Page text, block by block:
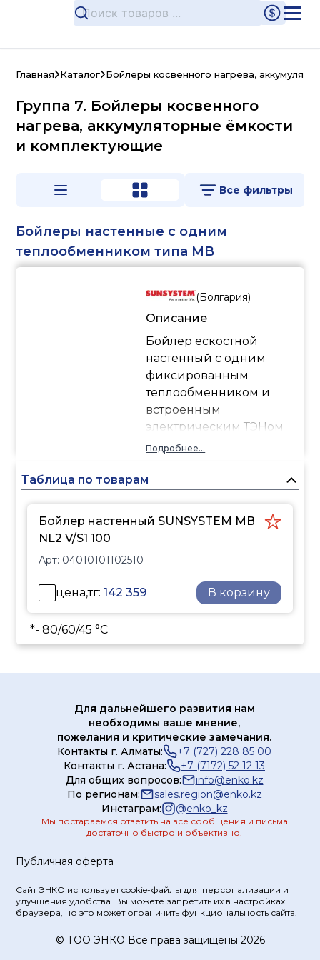
Главная Каталог Бойлеры косвенного нагрева,
Группа 7. Бойлеры косвенного
нагрева, аккумуляторные ёмкости
и комплектующие
Все фильтры
Бойлеры настенные с одним
теплообменником типа MB
(Болгария)
Описание
Бойлер ескостной
настенный с одним
фиксированным
теплообменником и
встроенным
электрическим ТЭНом
SUNSYSTEM BB V S1.
Подробнее...
Таблица по товарам
Бойлер настенный SUNSYSTEM MВ
NL2 V/S1 100
Арт: 04010101102510
цена,тг:142 359 В корзину
*- 80/60/45 °С
Публичная оферта
Сайт ЭНКО использует cookie-файлы для персонализации и
улучшения удобства. Вы можете запретить их в настройках
браузера, но это может ограничить функциональность сайта.
© ТOO ЭНКО Все права защищены 2026
Для дальнейшего развития нам
необходимы ваше мнение,
пожелания и критические замечания.
Контакты г. Алматы:
+7 (727) 228 85 00
Контакты г. Астана:
+7 (7172) 52 12 13
Для общих вопросов:
info@enko.kz
По регионам:
sales.region@enko.kz
Инстаграм:
@enko_kz
Мы постараемся ответить на все сообщения и письма
достаточно быстро и объективно.